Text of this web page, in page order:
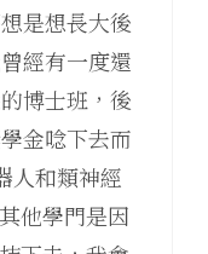
是想長大後
經有一度還
博士班，後
金唸下去而
人和類神經
他學門是因